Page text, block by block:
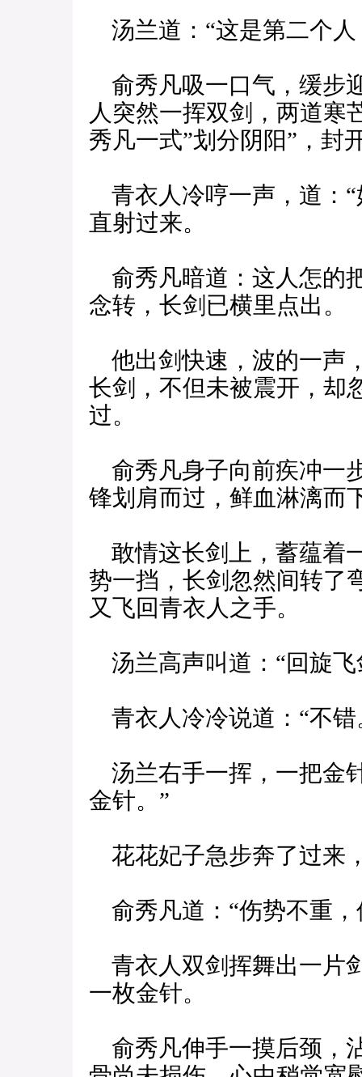
汤兰道：“这是第二个人
俞秀凡吸一口气，缓步
人突然一挥双剑，两道寒
秀凡一式”划分阴阳”，封
青衣人冷哼一声，道：“
直射过来。
俞秀凡暗道：这人怎的
念转，长剑已横里点出。
他出剑快速，波的一声
长剑，不但未被震开，却
过。
俞秀凡身子向前疾冲一
锋划肩而过，鲜血淋漓而
敢情这长剑上，蓄蕴着
势一挡，长剑忽然间转了
又飞回青衣人之手。
汤兰高声叫道：“回旋飞
青衣人冷冷说道：“不
汤兰右手一挥，一把金
金针。”
花花妃子急步奔了过来
俞秀凡道：“伤势不重，
青衣人双剑挥舞出一片
一枚金针。
俞秀凡伸手一摸后颈，